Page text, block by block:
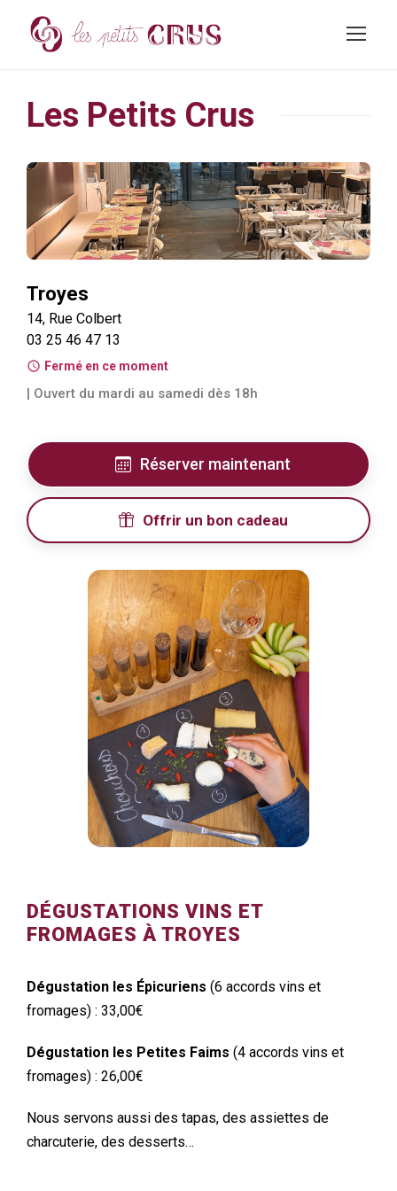
Les Petits Crus
Troyes
14, Rue Colbert
03 25 46 47 13
schedule Fermé en ce moment
| Ouvert du mardi au samedi dès 18h
Réserver maintenant
Offrir un bon cadeau
DÉGUSTATIONS VINS ET
FROMAGES À TROYES
Dégustation les Épicuriens (6 accords vins et
fromages) : 33,00€
Dégustation les Petites Faims (4 accords vins et
fromages) : 26,00€
Nous servons aussi des tapas, des assiettes de
charcuterie, des desserts…